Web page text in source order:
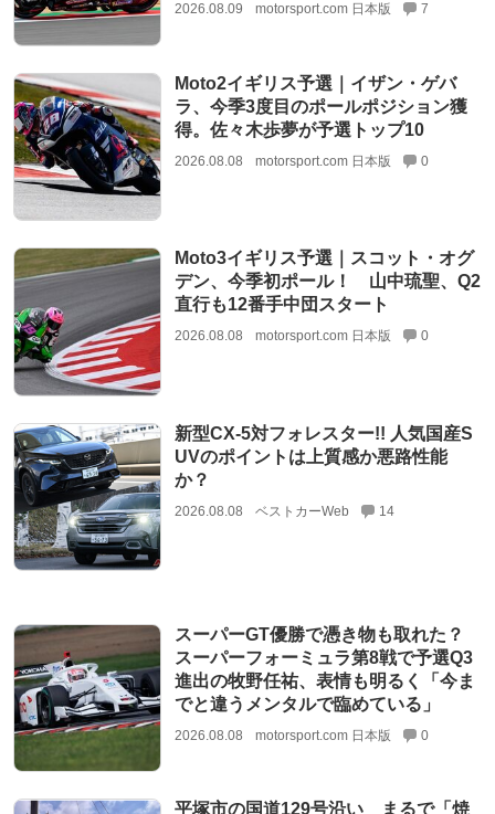
2026.08.09 motorsport.com 日本版 7
Moto2イギリス予選｜イザン・ゲバ
ラ、今季3度目のポールポジション獲
得。佐々木歩夢が予選トップ10
2026.08.08 motorsport.com 日本版 0
Moto3イギリス予選｜スコット・オグ
デン、今季初ポール！ 山中琉聖、Q2
直行も12番手中団スタート
2026.08.08 motorsport.com 日本版 0
新型CX-5対フォレスター!! 人気国産S
UVのポイントは上質感か悪路性能
か？
2026.08.08 ベストカーWeb 14
スーパーGT優勝で憑き物も取れた？
スーパーフォーミュラ第8戦で予選Q3
進出の牧野任祐、表情も明るく「今ま
でと違うメンタルで臨めている」
2026.08.08 motorsport.com 日本版 0
平塚市の国道129号沿い まるで「焼